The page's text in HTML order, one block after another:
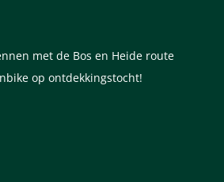
met de Bos en Heide route
op ontdekkingstocht!